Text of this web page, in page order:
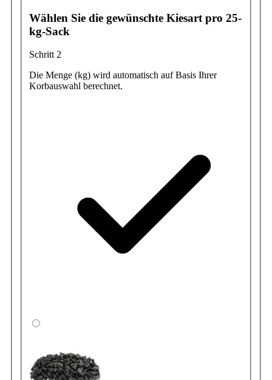
Wählen Sie die gewünschte Kiesart pro 25-
kg-Sack
Schritt 2
Die Menge (kg) wird automatisch auf Basis Ihrer
Korbauswahl berechnet.